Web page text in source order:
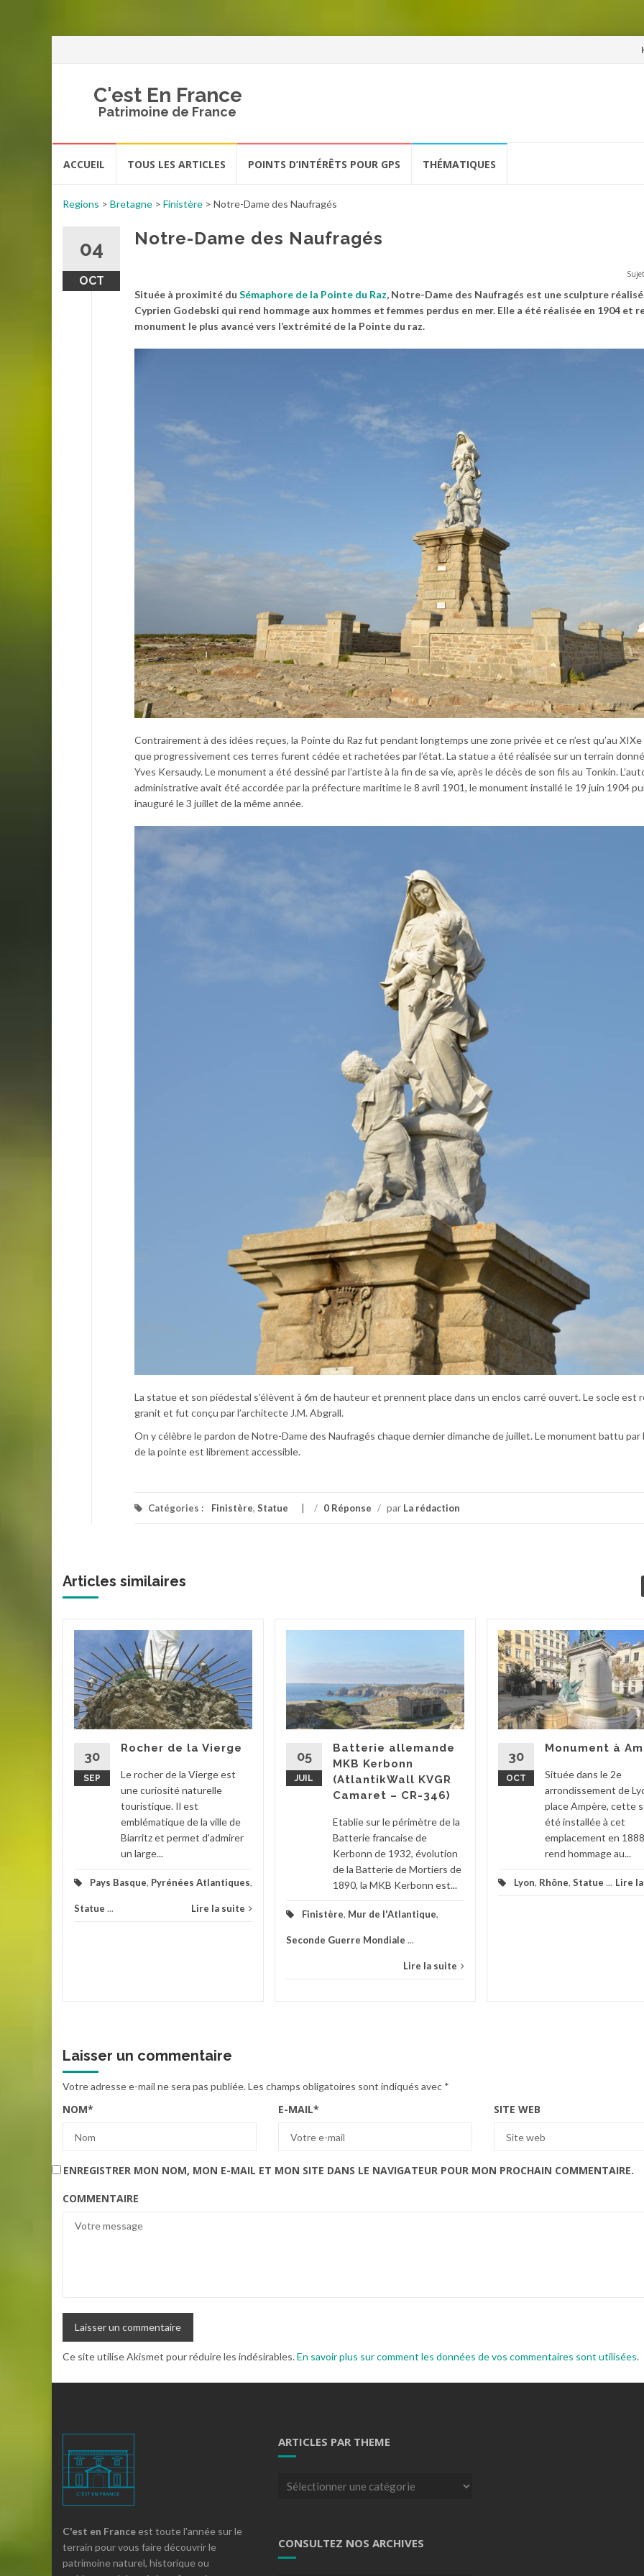
C'est En France
Patrimoine de France
ACCUEIL TOUS LES ARTICLES POINTS D’INTÉRÊTS POUR GPS THÉMATIQUES
Regions > Bretagne > Finistère > Notre-Dame des Naufragés
04
OCT
Notre-Dame des Naufragés
Située à proximité du Sémaphore de la Pointe du Raz, Notre-Dame des Naufragés est une sculpture
Cyprien Godebski qui rend hommage aux hommes et femmes perdus en mer. Elle a été réalisée en 1904 et
monument le plus avancé vers l’extrémité de la Pointe du raz.
Contrairement à des idées reçues, la Pointe du Raz fut pendant longtemps une zone privée et ce n’est qu’au
que progressivement ces terres furent cédée et rachetées par l’état. La statue a été réalisée sur un terrain
Yves Kersaudy. Le monument a été dessiné par l’artiste à la fin de sa vie, après le décès de son fils au Tonkin.
administrative avait été accordée par la préfecture maritime le 8 avril 1901, le monument installé le 19 juin 1904
inauguré le 3 juillet de la même année.
La statue et son piédestal s’élèvent à 6m de hauteur et prennent place dans un enclos carré ouvert. Le socle est
granit et fut conçu par l’architecte J.M. Abgrall.
On y célèbre le pardon de Notre-Dame des Naufragés chaque dernier dimanche de juillet. Le monument battu par
de la pointe est librement accessible.
Catégories : Finistère, Statue / 0 Réponse / par La rédaction
Articles similaires
30
SEP
Rocher de la Vierge
Le rocher de la Vierge est
une curiosité naturelle
touristique. Il est
emblématique de la ville de
Biarritz et permet d'admirer
un large...
Pays Basque, Pyrénées Atlantiques,
Statue ... Lire la suite
05
JUIL
Batterie allemande
MKB Kerbonn
(AtlantikWall KVGR
Camaret – CR-346)
Etablie sur le périmètre de la
Batterie francaise de
Kerbonn de 1932, évolution
de la Batterie de Mortiers de
1890, la MKB Kerbonn est...
Finistère, Mur de l'Atlantique,
Seconde Guerre Mondiale ...
Lire la suite
30
OCT
Monument à
Située dans le 2e
arrondissement de
place Ampère, cette
été installée à cet
emplacement en
rend hommage au...
Lyon, Rhône, Statue ... Lire
Laisser un commentaire
Votre adresse e-mail ne sera pas publiée.Les champs obligatoires sont indiqués avec *
NOM* E-MAIL* SITE WEB
ENREGISTRER MON NOM, MON E-MAIL ET MON SITE DANS LE NAVIGATEUR POUR MON PROCHAIN COMMENTAIRE.
COMMENTAIRE
Ce site utilise Akismet pour réduire les indésirables.En savoir plus sur comment les données de vos commentaires sont utilisées.
C'est en France est toute l'année sur le
terrain pour vous faire découvrir le
patrimoine naturel, historique ou
ARTICLES PAR THEME
Articles
CONSULTEZ NOS ARCHIVES